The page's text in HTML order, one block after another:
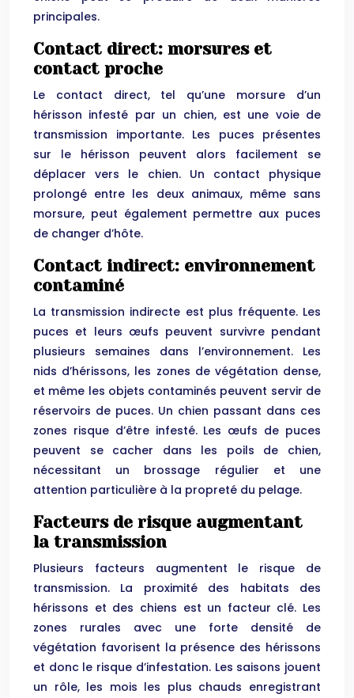
principales.
Contact direct: morsures et
contact proche
Le contact direct, tel qu’une morsure d’un
hérisson infesté par un chien, est une voie de
transmission importante. Les puces présentes
sur le hérisson peuvent alors facilement se
déplacer vers le chien. Un contact physique
prolongé entre les deux animaux, même sans
morsure, peut également permettre aux puces
de changer d’hôte.
Contact indirect: environnement
contaminé
La transmission indirecte est plus fréquente. Les
puces et leurs œufs peuvent survivre pendant
plusieurs semaines dans l’environnement. Les
nids d’hérissons, les zones de végétation dense,
et même les objets contaminés peuvent servir de
réservoirs de puces. Un chien passant dans ces
zones risque d’être infesté. Les œufs de puces
peuvent se cacher dans les poils de chien,
nécessitant un brossage régulier et une
attention particulière à la propreté du pelage.
Facteurs de risque augmentant
la transmission
Plusieurs facteurs augmentent le risque de
transmission. La proximité des habitats des
hérissons et des chiens est un facteur clé. Les
zones rurales avec une forte densité de
végétation favorisent la présence des hérissons
et donc le risque d’infestation. Les saisons jouent
un rôle, les mois les plus chauds enregistrant